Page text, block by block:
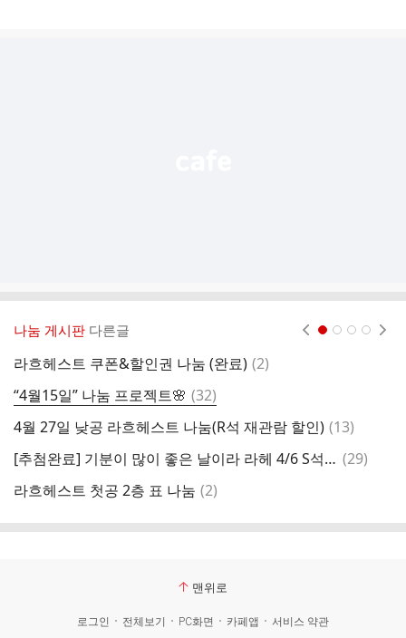
나눔 게시판 다른글
라흐헤스트 쿠폰&할인권 나눔 (완료) 댓
(2)
“4월15일” 나눔 프로젝트🌸 댓
글
(32)
4월 27일 낮공 라흐헤스트 나눔(R석 재관람 할인) 댓
(13)
[추첨완료] 기분이 많이 좋은 날이라 라헤 4/6 S석 1석, 그루 음료 4분께 랜덤나눔이에요❤️‍🔥 댓
(29)
라흐헤스트 첫공 2층 표 나눔 댓
(2)
맨위로
로그인 전체보기 PC화면 카페앱 서비스 약관